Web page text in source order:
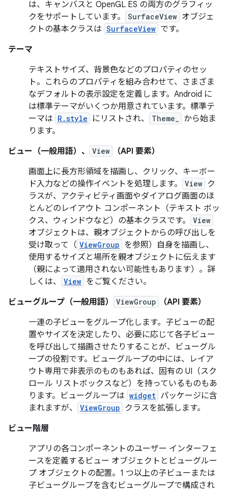
は、キャンバスと OpenGL ES の両方のグラフィッ
クをサポートしています。
SurfaceView オブジェ
クトの基本クラスは SurfaceView です。
テーマ
テキストサイズ、背景色などのプロパティのセッ
ト。これらのプロパティを組み合わせて、さまざま
なデフォルトの表示設定を定義します。Android に
は標準テーマがいくつか用意されています。標準テ
ーマは R.style にリストされ、 Theme_
から始ま
ります。
ビュー（一般用語）、
View
（API 要素）
画面上に長方形領域を描画し、クリック、キーボー
ド入力などの操作イベントを処理します。
View ク
ラスが、アクティビティ画面やダイアログ画面のほ
とんどのレイアウト コンポーネント（テキスト ボッ
クス、ウィンドウなど）の基本クラスです。
View
オブジェクトは、親オブジェクトからの呼び出しを
受け取って（ ViewGroup を参照）自身を描画し、
使用するサイズと場所を親オブジェクトに伝えます
（親によって適用されない可能性もあります）。詳
しくは、
View をご覧ください。
ビューグループ（一般用語）
ViewGroup
（API 要素）
一連の子ビューをグループ化します。子ビューの配
置やサイズを決定したり、必要に応じて各子ビュー
を呼び出して描画させたりすることが、ビューグル
ープの役割です。ビューグループの中には、レイア
ウト専用で非表示のものもあれば、固有の UI（スク
ロール リストボックスなど）を持っているものもあ
ります。ビューグループは widget パッケージに含
まれますが、
ViewGroup
クラスを拡張します。
ビュー階層
アプリの各コンポーネントのユーザー インターフェ
ースを定義するビュー オブジェクトとビューグルー
プ オブジェクトの配置。1 つ以上の子ビューまたは
子ビューグループを含むビューグループで構成され